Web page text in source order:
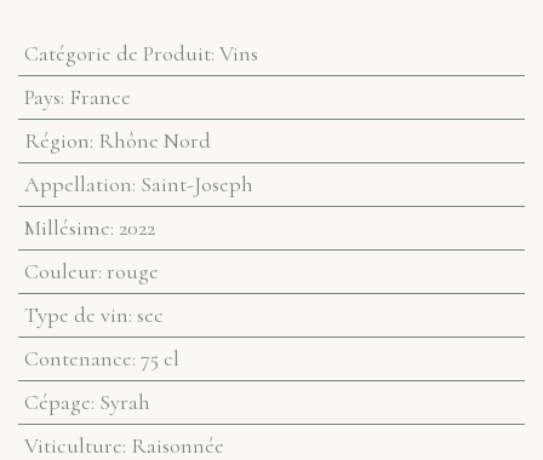
Catégorie de Produit: Vins
Pays: France
Région: Rhône Nord
Appellation: Saint-Joseph
Millésime: 2022
Couleur: rouge
Type de vin: sec
Contenance: 75 cl
Cépage: Syrah
Viticulture: Raisonnée